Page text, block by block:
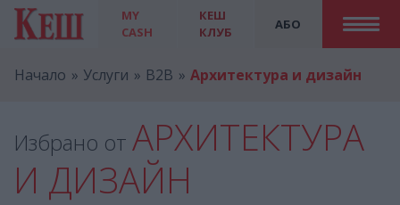
MY
CASH
АБО
КЕШ
КЛУБ
Начало Услуги B2B Архитектура и дизайн
Избрано от АРХИТЕКТУРА
И ДИЗАЙН